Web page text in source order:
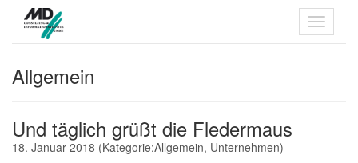
Allgemein
Und täglich grüßt die Fledermaus
18. Januar 2018 (Kategorie:Allgemein, Unternehmen)